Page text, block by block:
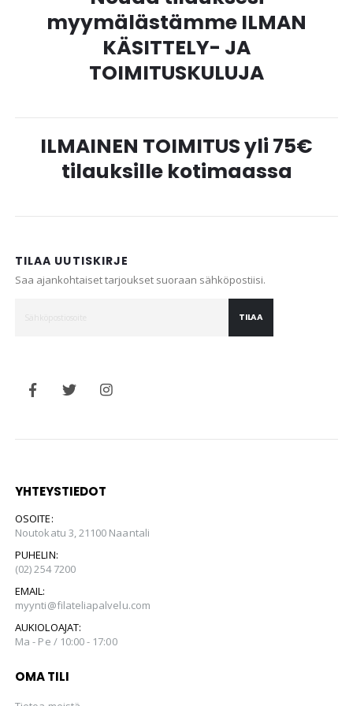
myymälästämme ILMAN
KÄSITTELY- JA
TOIMITUSKULUJA
ILMAINEN TOIMITUS yli 75€
tilauksille kotimaassa
TILAA UUTISKIRJE
Saa ajankohtaiset tarjoukset suoraan sähköpostiisi.
TILAA
YHTEYSTIEDOT
OSOITE:
Noutokatu 3, 21100 Naantali
PUHELIN:
(02) 254 7200
EMAIL:
myynti@filateliapalvelu.com
AUKIOLOAJAT:
Ma - Pe / 10:00 - 17:00
OMA TILI